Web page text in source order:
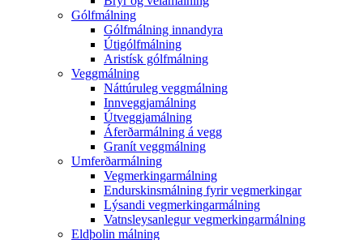
Gólfmálning
Gólfmálning innandyra
Útigólfmálning
Aristísk gólfmálning
Veggmálning
Náttúruleg veggmálning
Innveggjamálning
Útveggjamálning
Áferðarmálning á vegg
Granít veggmálning
Umferðarmálning
Vegmerkingarmálning
Endurskinsmálning fyrir vegmerkingar
Lýsandi vegmerkingarmálning
Vatnsleysanlegur vegmerkingarmálning
Eldþolin málning